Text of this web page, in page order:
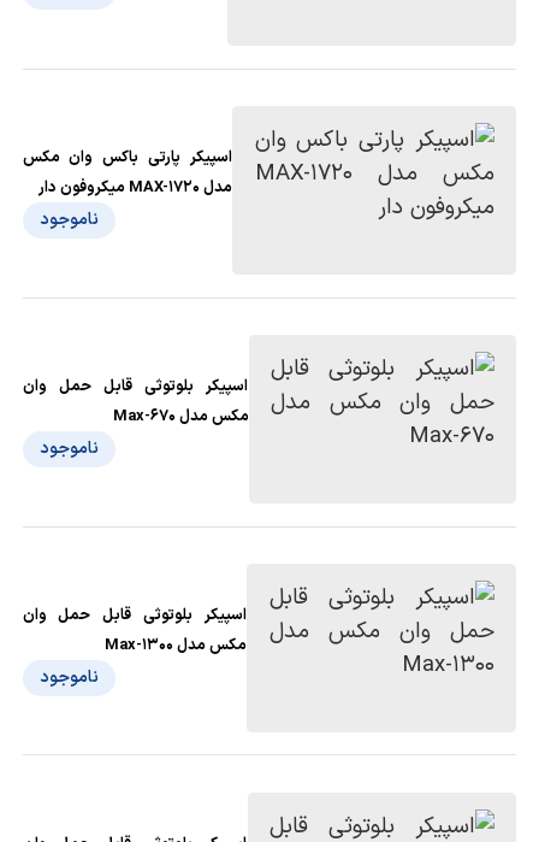
اسپیکر پارتی باکس وان مکس
مدل MAX-1720 میکروفون دار
ناموجود
اسپیکر بلوتوثی قابل حمل وان
مکس مدل Max-670
ناموجود
اسپیکر بلوتوثی قابل حمل وان
مکس مدل Max-1300
ناموجود